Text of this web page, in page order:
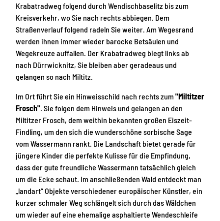
Krabatradweg folgend durch Wendischbaselitz bis zum
Kreisverkehr, wo Sie nach rechts abbiegen. Dem
Straßenverlauf folgend radeln Sie weiter. Am Wegesrand
werden ihnen immer wieder barocke Betsäulen und
Wegekreuze auffallen. Der Krabatradweg biegt links ab
nach Dürrwicknitz, Sie bleiben aber geradeaus und
gelangen so nach Miltitz.
Im Ort führt Sie ein Hinweisschild nach rechts zum "Miltitzer
Frosch". Sie folgen dem Hinweis und gelangen an den
Miltitzer Frosch, dem weithin bekannten großen Eiszeit-
Findling, um den sich die wunderschöne sorbische Sage
vom Wassermann rankt. Die Landschaft bietet gerade für
jüngere Kinder die perfekte Kulisse für die Empfindung,
dass der gute freundliche Wassermann tatsächlich gleich
um die Ecke schaut. Im anschließenden Wald entdeckt man
„landart“ Objekte verschiedener europäischer Künstler, ein
kurzer schmaler Weg schlängelt sich durch das Wäldchen
um wieder auf eine ehemalige asphaltierte Wendeschleife